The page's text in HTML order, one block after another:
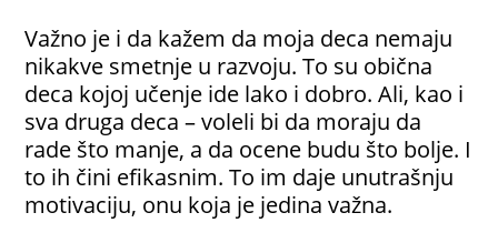
Važno je i da kažem da moja deca nemaju
nikakve smetnje u razvoju. To su obična
deca kojoj učenje ide lako i dobro. Ali, kao i
sva druga deca – voleli bi da moraju da
rade što manje, a da ocene budu što bolje. I
to ih čini efikasnim. To im daje unutrašnju
motivaciju, onu koja je jedina važna.